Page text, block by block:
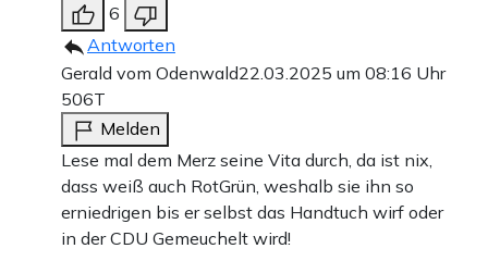
6
Antworten
Gerald vom Odenwald22.03.2025 um 08:16 Uhr
506T
Melden
Lese mal dem Merz seine Vita durch, da ist nix,
dass weiß auch RotGrün, weshalb sie ihn so
erniedrigen bis er selbst das Handtuch wirf oder
in der CDU Gemeuchelt wird!